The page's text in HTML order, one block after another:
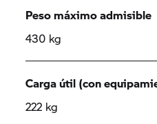
Peso máximo admisible
430 kg
Carga útil (con
222 kg